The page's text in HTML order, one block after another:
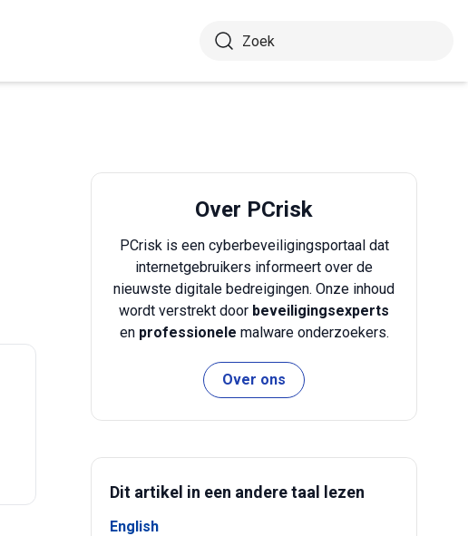
Over PCrisk
PCrisk is een cyberbeveiligingsportaal dat
internetgebruikers informeert over de
nieuwste digitale bedreigingen. Onze inhoud
wordt verstrekt door beveiligingsexperts
en professionele malware onderzoekers.
Over ons
Dit artikel in een andere taal lezen
English